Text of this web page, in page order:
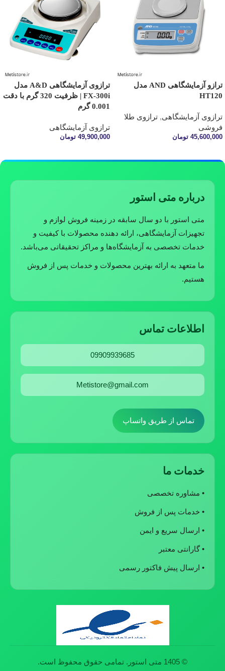
ترازو آزمایشگاهی AND مدل
HT120
ترازوی آزمایشگاهی, ترازوی طلا
فروشی
45,600,000 تومان
ترازوی آزمایشگاهی A&D مدل
FX-300i | ظرفیت 320 گرم با دقت
0.001 گرم
ترازوی آزمایشگاهی
49,900,000 تومان
درباره متی استور
متی استور با دو سال سابقه در زمینه فروش لوازم و
تجهیزات آزمایشگاهی، ارائه دهنده محصولات با کیفیت و
خدمات تخصصی به آزمایشگاه‌ها و مراکز تحقیقاتی می‌باشد.
ما متعهد به ارائه بهترین محصولات و خدمات پس از فروش
هستیم.
اطلاعات تماس
09909939685
Metistore@gmail.com
تماس از طریق واتساپ
خدمات ما
• مشاوره تخصصی
• خدمات پس از فروش
• ارسال سریع و ایمن
• گارانتی معتبر
• ارسال پیش فاکتور رسمی
© 1405 متی استور. تمامی حقوق محفوظ است.